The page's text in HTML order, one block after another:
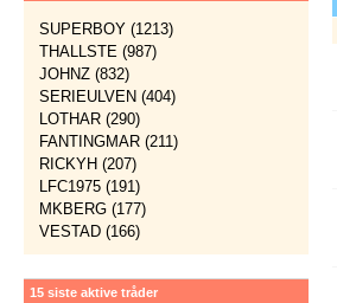
SUPERBOY (1213)
THALLSTE (987)
JOHNZ (832)
SERIEULVEN (404)
LOTHAR (290)
FANTINGMAR (211)
RICKYH (207)
LFC1975 (191)
MKBERG (177)
VESTAD (166)
15 siste aktive tråder